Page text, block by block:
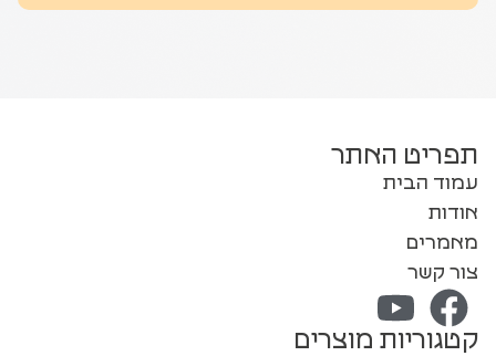
תפריט האתר
עמוד הבית
אודות
מאמרים
צור קשר
קטגוריות מוצרים